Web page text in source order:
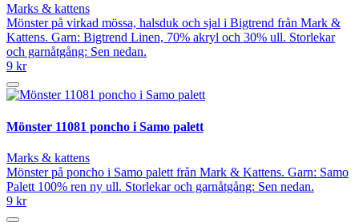
Marks & kattens
Mönster på virkad mössa, halsduk och sjal i Bigtrend från Mark &
Kattens. Garn: Bigtrend Linen, 70% akryl och 30% ull. Storlekar
och garnåtgång: Sen nedan.
9 kr
Mönster 11081 poncho i Samo palett
Marks & kattens
Mönster på poncho i Samo palett från Mark & Kattens. Garn: Samo
Palett 100% ren ny ull. Storlekar och garnåtgång: Sen nedan.
9 kr